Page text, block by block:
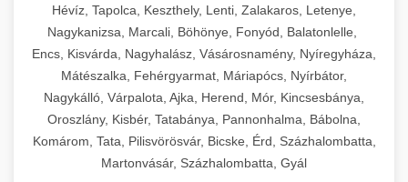
Hévíz, Tapolca, Keszthely, Lenti, Zalakaros, Letenye,
Nagykanizsa, Marcali, Böhönye, Fonyód, Balatonlelle,
Encs, Kisvárda, Nagyhalász, Vásárosnamény, Nyíregyháza,
Mátészalka, Fehérgyarmat, Máriapócs, Nyírbátor,
Nagykálló, Várpalota, Ajka, Herend, Mór, Kincsesbánya,
Oroszlány, Kisbér, Tatabánya, Pannonhalma, Bábolna,
Komárom, Tata, Pilisvörösvár, Bicske, Érd, Százhalombatta,
Martonvásár, Százhalombatta, Gyál